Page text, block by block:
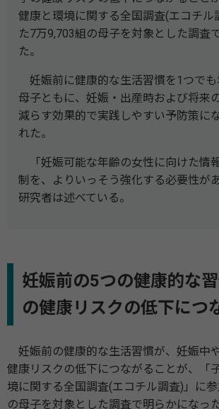
健康と環境に関する全国調査(エコチル
た7万9,703組の母子を対象とした調査
た。
妊娠前に健康的な生活習慣を1つでも
母子ともに、妊娠・出産時および将来
減らす効果的で実践しやすい予防策に
れた。
「妊娠可能な年齢の女性に向けた情
制を、よりいっそう強化する必要性が
研究者は述べている。
妊娠前の5つの健康的な
の健康リスクの低下につ
妊娠前の健康的な生活習慣が、妊娠中
健康リスクの低下につながることが、「
境に関する全国調査(エコチル調査)」に
の母子を対象とした調査で明らかになった